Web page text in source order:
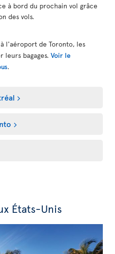
à bord du prochain vol grâce
des vols.
l'aéroport de Toronto, les
leurs bagages. Voir le
.
États-Unis